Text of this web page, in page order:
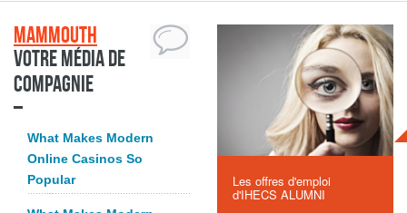
Mammouth
Votre média de
compagnie
What Makes Modern
Online Casinos So
Popular
Les offres d'emploi
d'IHECS ALUMNI